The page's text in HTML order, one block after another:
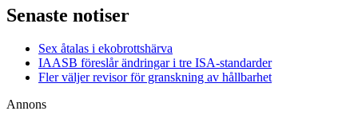
Senaste notiser
Sex åtalas i ekobrottshärva
IAASB föreslår ändringar i tre ISA-standarder
Fler väljer revisor för granskning av hållbarhet
Annons